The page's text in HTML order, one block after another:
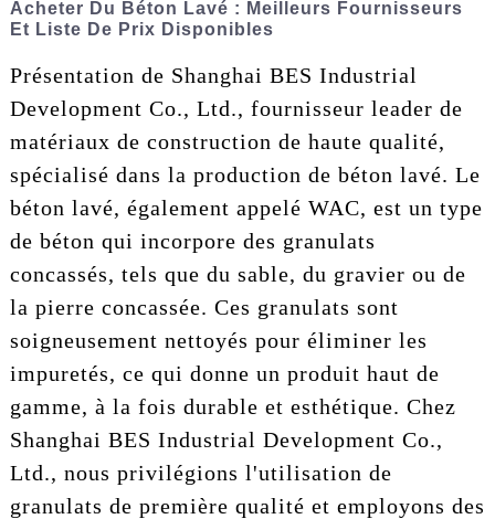
Acheter Du Béton Lavé : Meilleurs Fournisseurs
Et Liste De Prix Disponibles
Présentation de Shanghai BES Industrial
Development Co., Ltd., fournisseur leader de
matériaux de construction de haute qualité,
spécialisé dans la production de béton lavé. Le
béton lavé, également appelé WAC, est un type
de béton qui incorpore des granulats
concassés, tels que du sable, du gravier ou de
la pierre concassée. Ces granulats sont
soigneusement nettoyés pour éliminer les
impuretés, ce qui donne un produit haut de
gamme, à la fois durable et esthétique. Chez
Shanghai BES Industrial Development Co.,
Ltd., nous privilégions l'utilisation de
granulats de première qualité et employons des